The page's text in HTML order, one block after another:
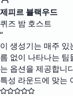
제피르 블랙우드
퀴즈 밤 호스트
“
이 생성기는 매주 있
름 없이 나타나는 팀
는 옵션을 제공합니
특성 라운드에 맞는